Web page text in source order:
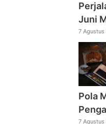
Juni
7
Pola
7